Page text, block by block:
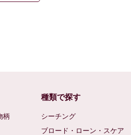
柄
種類で探す
シーチング
ブロード・ローン・スケア